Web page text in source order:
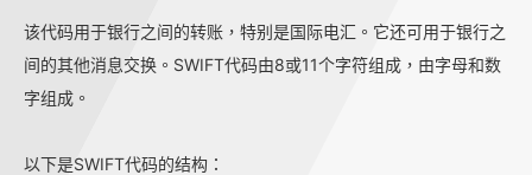
该代码用于银行之间的转账，特别是国际电汇。它还可用于银行之
间的其他消息交换。SWIFT代码由8或11个字符组成，由字母和数
字组成。
以下是SWIFT代码的结构：